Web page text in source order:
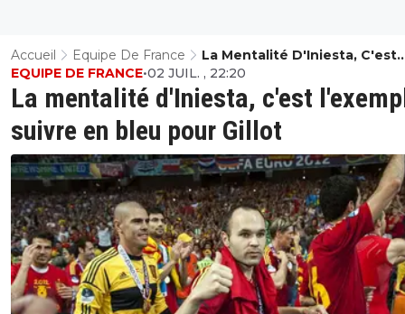
Accueil Equipe De France
La Mentalité D'Iniesta, C'est
L'exemple À Suivre En Bleu
Gillot
La mentalité d'Iniesta, c'est
suivre en bleu pour Gillot
EQUIPE DE FRANCE•02 JUIL. , 22:20